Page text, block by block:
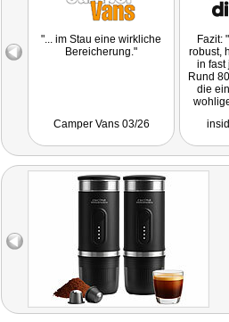
"... im Stau eine wirkliche
Bereicherung."
Camper Vans 03/26
Fazit:
robust,
in fast
Rund
die
die